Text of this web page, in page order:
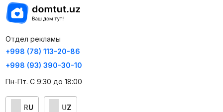
Отдел рекламы
+998 (78) 113-20-86
+998 (93) 390-30-10
Пн-Пт. С 9:30 до 18:00
RU UZ